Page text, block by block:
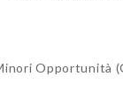
Opportunità